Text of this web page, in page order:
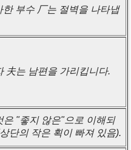
한 부수 厂는 절벽을 나타냅
夫는 남편을 가리킵니다.
은 "좋지 않은"으로 이해되
단의 작은 획이 빠져 있음).